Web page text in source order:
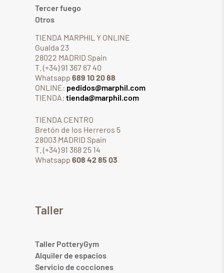
Tercer fuego
Otros
TIENDA MARPHIL Y ONLINE
Gualda 23
28022 MADRID Spain
T. (+34) 91 367 67 40
Whatsapp 689 10 20 88
ONLINE: pedidos@marphil.com
TIENDA: tienda@marphil.com
TIENDA CENTRO
Bretón de los Herreros 5
28003 MADRID Spain
T. (+34) 91 368 25 14
Whatsapp 608 42 85 03
Taller
Taller PotteryGym
Alquiler de espacios
Servicio de cocciones